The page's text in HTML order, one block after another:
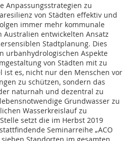
Anpassungsstrategien zu
von Städten effektiv und
immer mehr kommunale
Australien entwickelten Ansatz
Stadtplanung. Dies
urbanhydrologischen Aspekte
von Städten mit zu
ist es, nicht nur den Menschen vor
zu schützen, sondern das
naturnah und dezentral zu
Grundwasser zu
Wasserkreislauf zu
setzt die im Herbst 2019
Seminarreihe „ACO